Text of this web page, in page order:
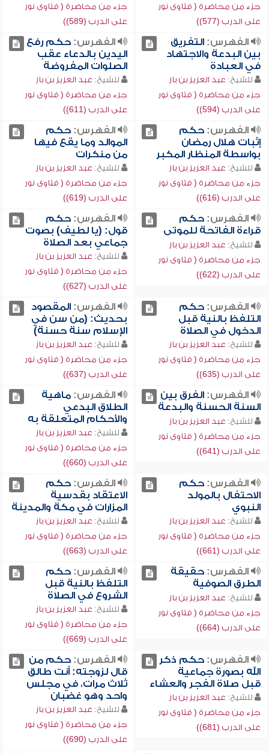
جزء من محاضرة ( فتاوى نور
على الدرب (577))
جزء من محاضرة ( فتاوى نور
على الدرب (589))
الفهرس:التفريق
بين البدعة والاجتهاد
في العبادة
للشيخ: عبد العزيز بن باز
جزء من محاضرة ( فتاوى نور
على الدرب (594))
الفهرس:حكم رفع
اليدين بالدعاء عقب
الصلوات المفروضة
للشيخ: عبد العزيز بن باز
جزء من محاضرة ( فتاوى نور
على الدرب (611))
الفهرس:حكم
إثبات هلال رمضان
بواسطة المنظار المكبر
للشيخ: عبد العزيز بن باز
جزء من محاضرة ( فتاوى نور
على الدرب (616))
الفهرس:حكم
الموالد وما يقع فيها
من منكرات
للشيخ: عبد العزيز بن باز
جزء من محاضرة ( فتاوى نور
على الدرب (619))
الفهرس:حكم
قراءة الفاتحة للموتى
للشيخ: عبد العزيز بن باز
جزء من محاضرة ( فتاوى نور
على الدرب (622))
الفهرس:حكم
قول: (يا لطيف) بصوت
جماعي بعد الصلاة
للشيخ: عبد العزيز بن باز
جزء من محاضرة ( فتاوى نور
على الدرب (627))
الفهرس:حكم
التلفظ بالنية قبل
الدخول في الصلاة
للشيخ: عبد العزيز بن باز
جزء من محاضرة ( فتاوى نور
على الدرب (635))
الفهرس:المقصود
بحديث: (من سن في
الإسلام سنة حسنة)
للشيخ: عبد العزيز بن باز
جزء من محاضرة ( فتاوى نور
على الدرب (637))
الفهرس:الفرق بين
السنة الحسنة والبدعة
للشيخ: عبد العزيز بن باز
جزء من محاضرة ( فتاوى نور
على الدرب (641))
الفهرس:ماهية
الطلاق البدعي
والأحكام المتعلقة به
للشيخ: عبد العزيز بن باز
جزء من محاضرة ( فتاوى نور
على الدرب (660))
الفهرس:حكم
الاحتفال بالمولد
النبوي
للشيخ: عبد العزيز بن باز
جزء من محاضرة ( فتاوى نور
على الدرب (661))
الفهرس:حكم
الاعتقاد بقدسية
المزارات في مكة والمدينة
للشيخ: عبد العزيز بن باز
جزء من محاضرة ( فتاوى نور
على الدرب (663))
الفهرس:حقيقة
الطرق الصوفية
للشيخ: عبد العزيز بن باز
جزء من محاضرة ( فتاوى نور
على الدرب (664))
الفهرس:حكم
التلفظ بالنية قبل
الشروع في الصلاة
للشيخ: عبد العزيز بن باز
جزء من محاضرة ( فتاوى نور
على الدرب (669))
الفهرس:حكم ذكر
الله بصورة جماعية
قبل صلاة الفجر والعشاء
للشيخ: عبد العزيز بن باز
جزء من محاضرة ( فتاوى نور
على الدرب (681))
الفهرس:حكم من
قال لزوجته: أنت طالق
ثلاث مرات، في مجلس
واحد وهو غضبان
للشيخ: عبد العزيز بن باز
جزء من محاضرة ( فتاوى نور
على الدرب (690))